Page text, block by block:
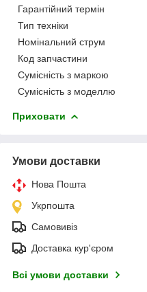
Гарантійний термін
Тип техніки
Номінальний струм
Код запчастини
Сумісність з маркою
Сумісність з моделлю
Приховати
Умови доставки
Нова Пошта
Укрпошта
Самовивіз
Доставка кур'єром
Всі умови доставки